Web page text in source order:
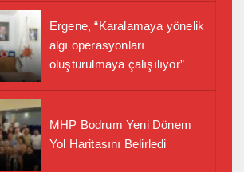
Ergene, “Karalamaya yönelik
algı operasyonları
oluşturulmaya çalışılıyor”
MHP Bodrum Yeni Dönem
Yol Haritasını Belirledi